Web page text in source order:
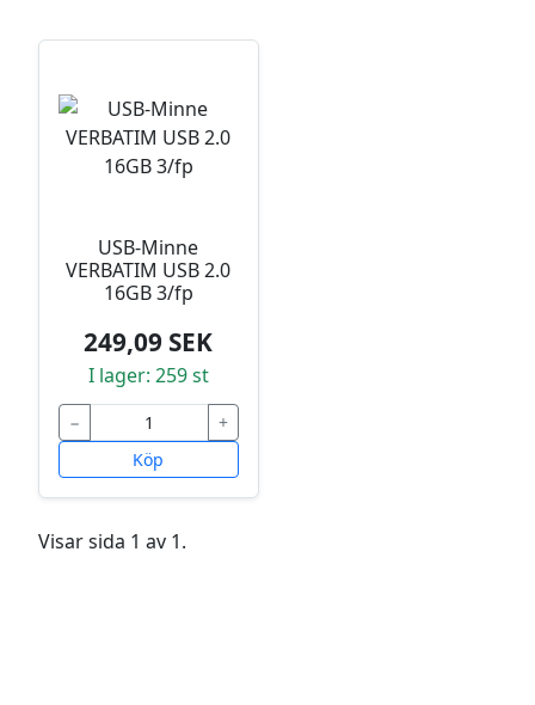
USB-Minne
VERBATIM USB 2.0
16GB 3/fp
249,09 SEK
I lager: 259 st
−
+
Köp
Visar sida 1 av 1.